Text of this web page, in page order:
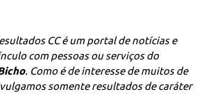
CC é um portal de notícias e
com pessoas ou serviços do
. Como é de interesse de muitos de
somente resultados de caráter